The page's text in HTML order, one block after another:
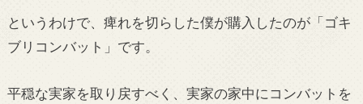
というわけで、痺れを切らした僕が購入したのが「ゴキ
ブリコンバット」です。
平穏な実家を取り戻すべく、実家の家中にコンバットを